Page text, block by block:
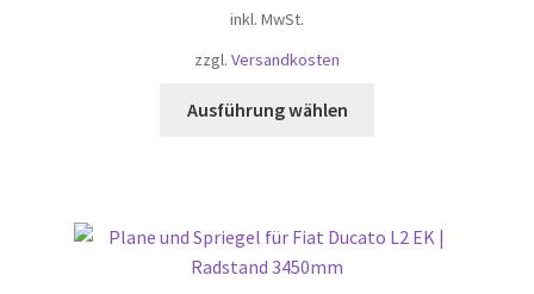
inkl. MwSt.
zzgl. Versandkosten
Ausführung wählen
auf.